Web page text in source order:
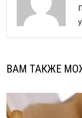
ВАМ ТАКЖЕ